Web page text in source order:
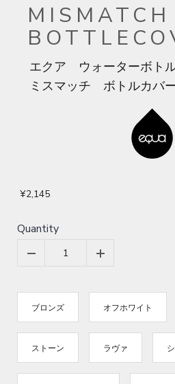
MISMATCH
エクア ウォーターボト
ミスマッチ ボトルカバ
¥2,145
Quantity
ブロンズ オフホワイト
ストーン ラヴァ